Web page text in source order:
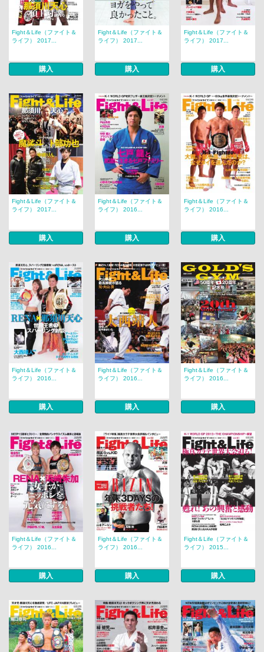
Fight＆Life（ファイト＆
ライフ） 2017...
購入
Fight＆Life（ファイト＆
ライフ） 2017...
購入
Fight＆Life（ファイト＆
ライフ） 2017...
購入
Fight＆Life（ファイト＆
ライフ） 2017...
購入
Fight＆Life（ファイト＆
ライフ） 2016...
購入
Fight＆Life（ファイト＆
ライフ） 2016...
購入
Fight＆Life（ファイト＆
ライフ） 2016...
購入
Fight＆Life（ファイト＆
ライフ） 2016...
購入
Fight＆Life（ファイト＆
ライフ） 2016...
購入
Fight＆Life（ファイト＆
ライフ） 2016...
購入
Fight＆Life（ファイト＆
ライフ） 2016...
購入
Fight＆Life（ファイト＆
ライフ） 2015...
購入